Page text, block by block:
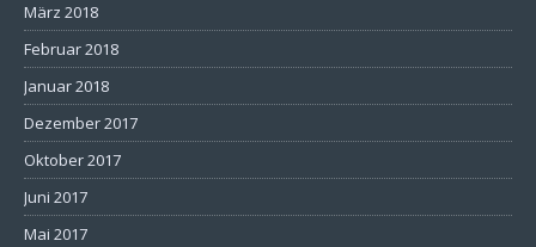
März 2018
Februar 2018
Januar 2018
Dezember 2017
Oktober 2017
Juni 2017
Mai 2017